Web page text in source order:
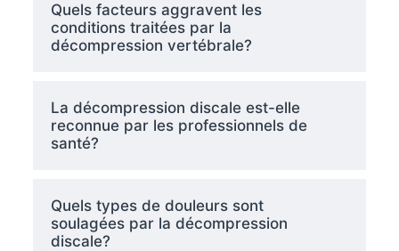
Quels facteurs aggravent les
conditions traitées par la
décompression vertébrale?
La décompression discale est-elle
reconnue par les professionnels de
santé?
Quels types de douleurs sont
soulagées par la décompression
discale?